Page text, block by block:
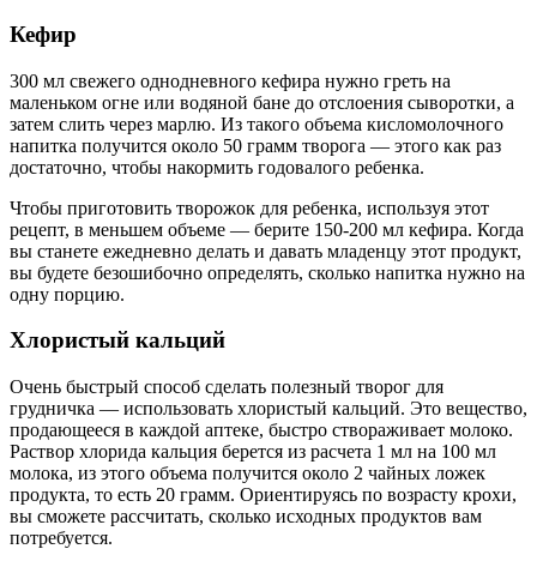
Кефир
300 мл свежего однодневного кефира нужно греть на
маленьком огне или водяной бане до отслоения сыворотки, а
затем слить через марлю. Из такого объема кисломолочного
напитка получится около 50 грамм творога — этого как раз
достаточно, чтобы накормить годовалого ребенка.
Чтобы приготовить творожок для ребенка, используя этот
рецепт, в меньшем объеме — берите 150-200 мл кефира. Когда
вы станете ежедневно делать и давать младенцу этот продукт,
вы будете безошибочно определять, сколько напитка нужно на
одну порцию.
Хлористый кальций
Очень быстрый способ сделать полезный творог для
грудничка — использовать хлористый кальций. Это вещество,
продающееся в каждой аптеке, быстро створаживает молоко.
Раствор хлорида кальция берется из расчета 1 мл на 100 мл
молока, из этого объема получится около 2 чайных ложек
продукта, то есть 20 грамм. Ориентируясь по возрасту крохи,
вы сможете рассчитать, сколько исходных продуктов вам
потребуется.